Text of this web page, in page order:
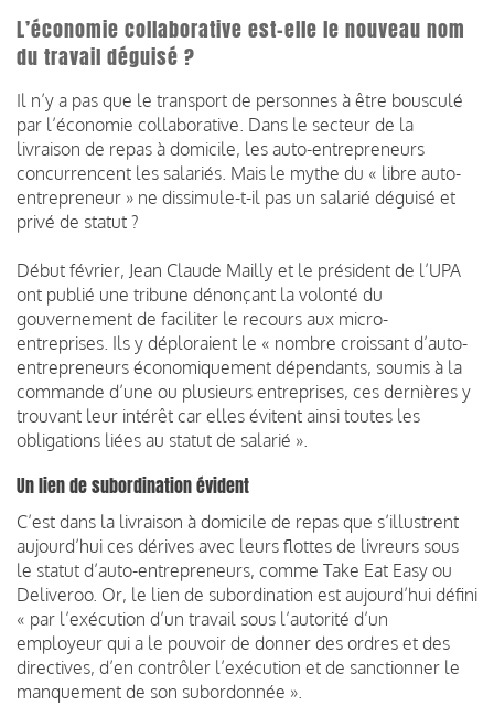
L’économie collaborative est-elle le nouveau nom
du travail déguisé ?
Il n’y a pas que le transport de personnes à être bousculé
par l’économie collaborative. Dans le secteur de la
livraison de repas à domicile, les auto-entrepreneurs
concurrencent les salariés. Mais le mythe du « libre auto-
entrepreneur » ne dissimule-t-il pas un salarié déguisé et
privé de statut ?
Début février, Jean Claude Mailly et le président de l’UPA
ont publié une tribune dénonçant la volonté du
gouvernement de faciliter le recours aux micro-
entreprises. Ils y déploraient le « nombre croissant d’auto-
entrepreneurs économiquement dépendants, soumis à la
commande d’une ou plusieurs entreprises, ces dernières y
trouvant leur intérêt car elles évitent ainsi toutes les
obligations liées au statut de salarié ».
Un lien de subordination évident
C’est dans la livraison à domicile de repas que s’illustrent
aujourd’hui ces dérives avec leurs flottes de livreurs sous
le statut d’auto-entrepreneurs, comme Take Eat Easy ou
Deliveroo. Or, le lien de subordination est aujourd’hui défini
« par l’exécution d’un travail sous l’autorité d’un
employeur qui a le pouvoir de donner des ordres et des
directives, d’en contrôler l’exécution et de sanctionner le
manquement de son subordonnée ».